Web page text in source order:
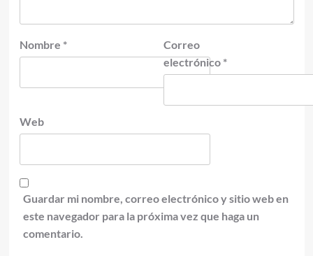
Nombre *
Correo
electrónico *
Web
Guardar mi nombre, correo electrónico y sitio web en
este navegador para la próxima vez que haga un
comentario.